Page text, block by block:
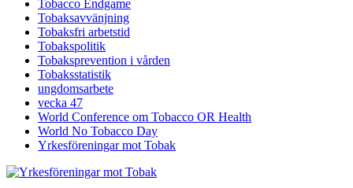
Tobacco Endgame
Tobaksavvänjning
Tobaksfri arbetstid
Tobakspolitik
Tobaksprevention i vården
Tobaksstatistik
ungdomsarbete
vecka 47
World Conference om Tobacco OR Health
World No Tobacco Day
Yrkesföreningar mot Tobak